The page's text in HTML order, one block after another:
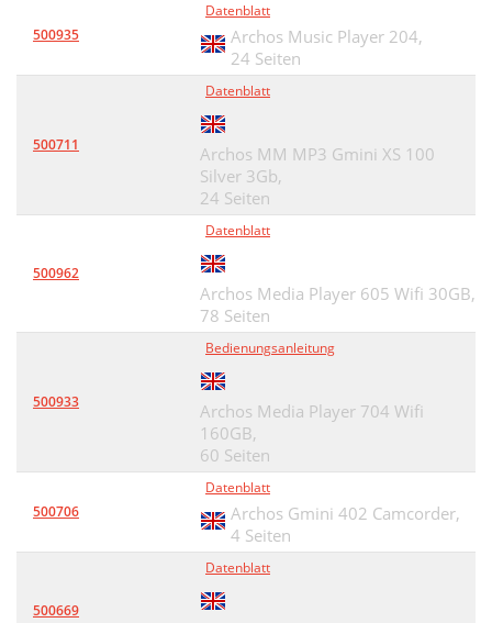
500935
Datenblatt
Archos Music Player 204,
24 Seiten
500711
Datenblatt
Archos MM MP3 Gmini XS 100
Silver 3Gb,
24 Seiten
500962
Datenblatt
Archos Media Player 605 Wifi 30GB,
78 Seiten
500933
Bedienungsanleitung
Archos Media Player 704 Wifi
160GB,
60 Seiten
500706
Datenblatt
Archos Gmini 402 Camcorder,
4 Seiten
500669
Datenblatt